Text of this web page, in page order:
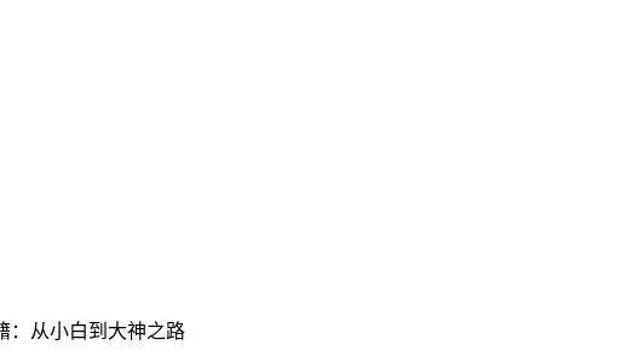
：从小白到大神之路